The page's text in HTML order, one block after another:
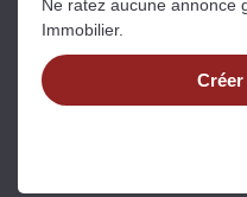
Ne ratez aucune annonce
Immobilier.